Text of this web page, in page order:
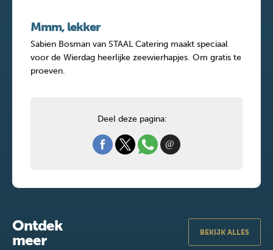
Mmm, lekker
Sabien Bosman van STAAL Catering maakt speciaal
voor de Wierdag heerlijke zeewierhapjes. Om gratis te
proeven.
Deel deze pagina:
Ontdek
meer
BEKIJK ALLES